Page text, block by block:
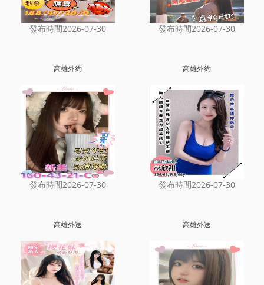
發布時間2026-07-30 發布時間2026-07-30
高雄外約
發布時間2026-07-30
高雄外約
發布時間2026-07-30
高雄外送 高雄外送